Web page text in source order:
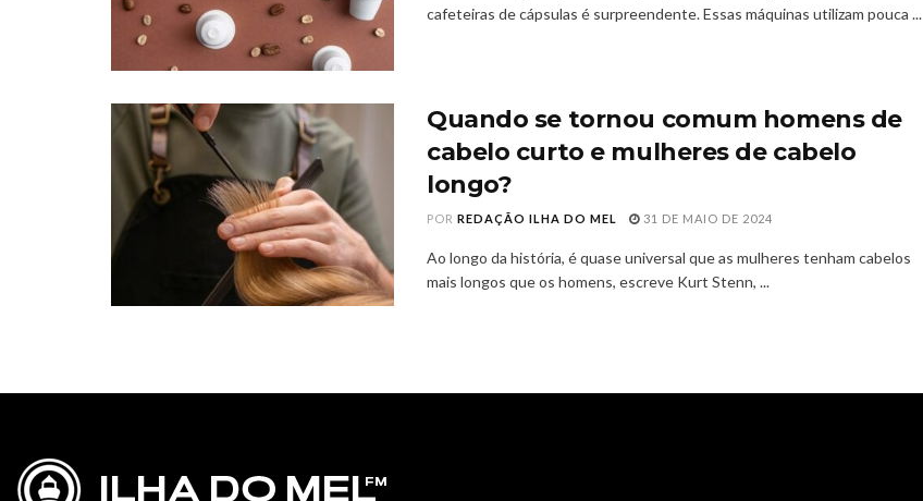
cafeteiras de cápsulas é surpreendente. Essas máquinas utilizam pouca ...
Quando se tornou comum homens de
cabelo curto e mulheres de cabelo
longo?
POR REDAÇÃO ILHA DO MEL 31 DE MAIO DE 2024
Ao longo da história, é quase universal que as mulheres tenham cabelos
mais longos que os homens, escreve Kurt Stenn, ...